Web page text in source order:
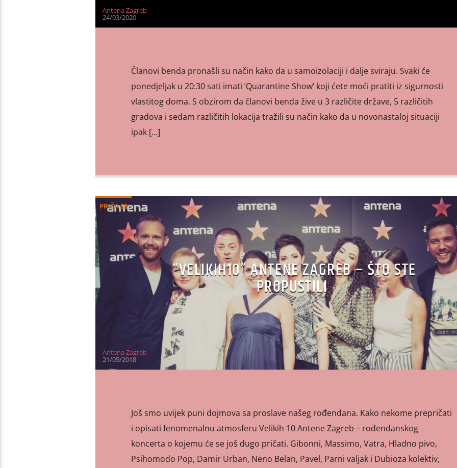
Antena Zagreb
24/03/2020
Članovi benda pronašli su način kako da u samoizolaciji i dalje sviraju. Svaki će
ponedjeljak u 20:30 sati imati ‘Quarantine Show’ koji ćete moći pratiti iz sigurnosti
vlastitog doma. S obzirom da članovi benda žive u 3 različite države, 5 različitih
gradova i sedam različitih lokacija tražili su način kako da u novonastaloj situaciji
ipak […]
PRIČA SE
“VELIKIH10” ANTENE ZAGREB – ŠTO STE
PROPUSTILI
Antena Zagreb
21/05/2018
Još smo uvijek puni dojmova sa proslave našeg rođendana. Kako nekome prepričati
i opisati fenomenalnu atmosferu Velikih 10 Antene Zagreb – rođendanskog
koncerta o kojemu će se još dugo pričati. Gibonni, Massimo, Vatra, Hladno pivo,
Psihomodo Pop, Damir Urban, Neno Belan, Pavel, Parni valjak i Dubioza kolektiv,